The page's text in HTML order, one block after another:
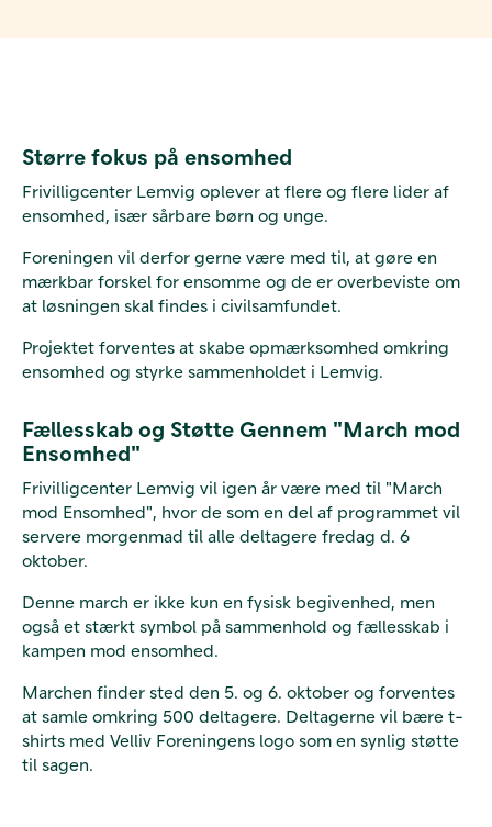
Større fokus på ensomhed
Frivilligcenter Lemvig oplever at flere og flere lider af
ensomhed, især sårbare børn og unge.
Foreningen vil derfor gerne være med til, at gøre en
mærkbar forskel for ensomme og de er overbeviste om
at løsningen skal findes i civilsamfundet.
Projektet forventes at skabe opmærksomhed omkring
ensomhed og styrke sammenholdet i Lemvig.
Fællesskab og Støtte Gennem "March mod
Ensomhed"
Frivilligcenter Lemvig vil igen år være med til "March
mod Ensomhed", hvor de som en del af programmet vil
servere morgenmad til alle deltagere fredag d. 6
oktober.
Denne march er ikke kun en fysisk begivenhed, men
også et stærkt symbol på sammenhold og fællesskab i
kampen mod ensomhed.
Marchen finder sted den 5. og 6. oktober og forventes
at samle omkring 500 deltagere. Deltagerne vil bære t-
shirts med Velliv Foreningens logo som en synlig støtte
til sagen.